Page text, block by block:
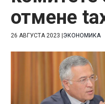
отмене
26 АВГУСТА 2023 |ЭКОНОМИКА